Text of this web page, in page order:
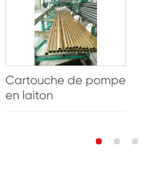
Cartouche de pompe
en laiton